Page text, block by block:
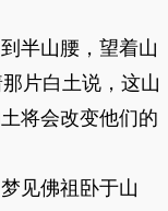
半山腰，望着山
片白土说，这山
将会改变他们的
见佛祖卧于山